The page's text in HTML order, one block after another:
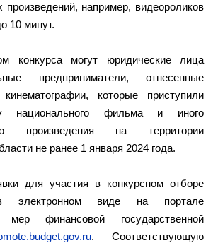
произведений, например, видеороликов
10 минут.
конкурса могут юридические лица
предприниматели, отнесенные
которые приступили
национального фильма и иного
произведения на территории
не ранее 1 января 2024 года.
для участия в конкурсном отборе
электронном виде на портале
мер финансовой государственной
. Соответствующую